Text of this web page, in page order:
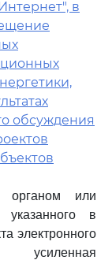
в
обсуждения
органом или
указанного в
электронного
усиленная